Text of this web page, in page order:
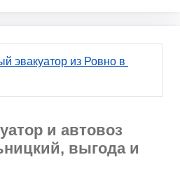
эвакуатор из Ровно в
и автовоз
выгода и